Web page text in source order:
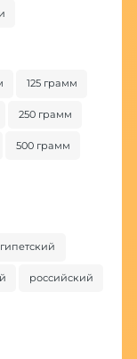
125 грамм
250 грамм
500 грамм
российский